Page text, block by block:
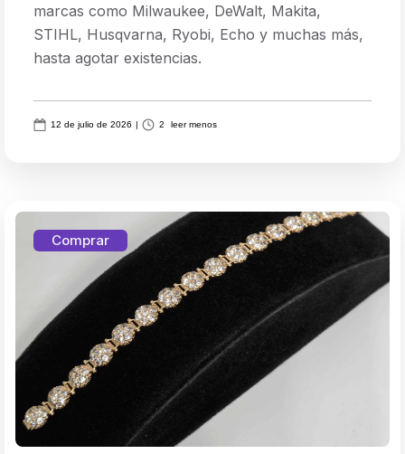
marcas como Milwaukee, DeWalt, Makita,
STIHL, Husqvarna, Ryobi, Echo y muchas más,
hasta agotar existencias.
12 de julio de 2026 | 2 leer menos
Comprar